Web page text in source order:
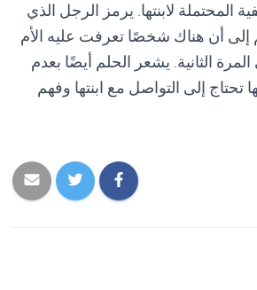
المحتملة لابنتها. يرمز الرجل الذي
أن هناك شخصًا تعرفت عليه الأم
الثانية. يشعر الحلم أيضًا بعدم
تحتاج إلى التواصل مع ابنتها وفهم